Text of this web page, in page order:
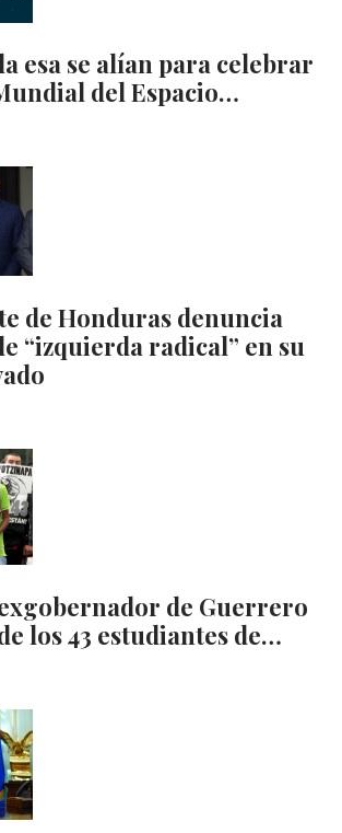
esa se alían para celebrar
del Espacio…
de Honduras denuncia
“izquierda radical” en su
de Guerrero
los 43 estudiantes de…